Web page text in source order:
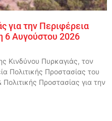
για την Περιφέρεια
6 Αυγούστου 2026
Κινδύνου Πυρκαγιάς, τον
Πολιτικής Προστασίας του
Προστασίας για την